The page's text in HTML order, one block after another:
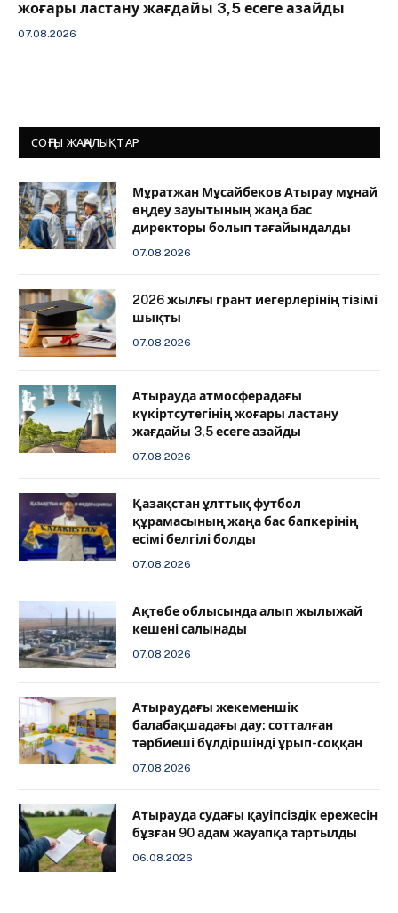
жоғары ластану жағдайы 3,5 есеге азайды
07.08.2026
СОҢҒЫ ЖАҢАЛЫҚТАР
Мұратжан Мұсайбеков Атырау мұнай
өңдеу зауытының жаңа бас
директоры болып тағайындалды
07.08.2026
2026 жылғы грант иегерлерінің тізімі
шықты
07.08.2026
Атырауда атмосферадағы
күкіртсутегінің жоғары ластану
жағдайы 3,5 есеге азайды
07.08.2026
Қазақстан ұлттық футбол
құрамасының жаңа бас бапкерінің
есімі белгілі болды
07.08.2026
Ақтөбе облысында алып жылыжай
кешені салынады
07.08.2026
Атыраудағы жекеменшік
балабақшадағы дау: сотталған
тәрбиеші бүлдіршінді ұрып-соққан
07.08.2026
Атырауда судағы қауіпсіздік ережесін
бұзған 90 адам жауапқа тартылды
06.08.2026